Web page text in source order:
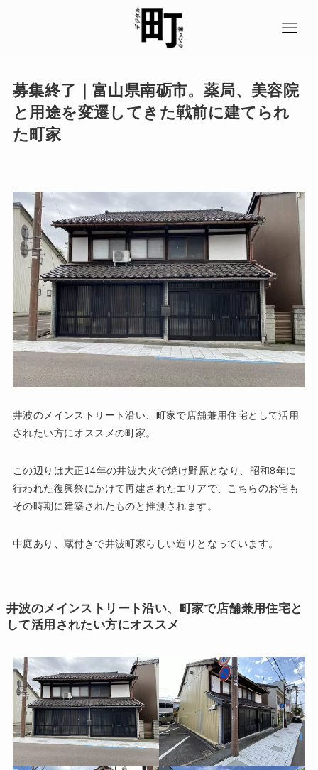
募集終了｜富山県南砺市。薬局、美容院
と用途を変遷してきた戦前に建てられ
た町家
井波のメインストリート沿い、町家で店舗兼用住宅として活用
されたい方にオススメの町家。
この辺りは大正14年の井波大火で焼け野原となり、昭和8年に
行われた復興祭にかけて再建されたエリアで、こちらのお宅も
その時期に建築されたものと推測されます。
中庭あり、蔵付きで井波町家らしい造りとなっています。
井波のメインストリート沿い、町家で店舗兼用住宅と
して活用されたい方にオススメ